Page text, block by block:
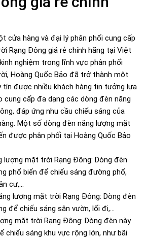
cửa hàng và đại lý phân phối cung cấp
Rạng Đông giá rẻ chính hãng tại Việt
nghiệm trong lĩnh vực phân phối
Hoàng Quốc Bảo đã trở thành một
tín được nhiều khách hàng tin tưởng lựa
cung cấp đa dạng các dòng đèn năng
đáp ứng nhu cầu chiếu sáng của
Một số dòng đèn năng lượng mặt
được phân phối tại Hoàng Quốc Bảo
lượng mặt trời Rạng Đông: Dòng đèn
phổ biến để chiếu sáng đường phố,
cư,...
lượng mặt trời Rạng Đông: Dòng đèn
để chiếu sáng sân vườn, lối đi,...
mặt trời Rạng Đông: Dòng đèn này
chiếu sáng khu vực rộng lớn, như bãi